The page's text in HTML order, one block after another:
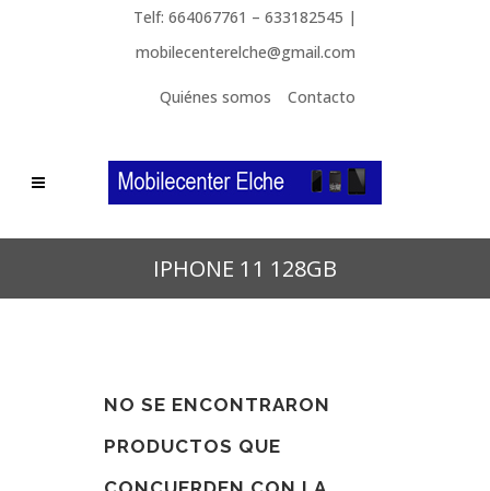
Telf: 664067761 – 633182545 |
mobilecenterelche@gmail.com
Quiénes somos Contacto
IPHONE 11 128GB
NO SE ENCONTRARON
PRODUCTOS QUE